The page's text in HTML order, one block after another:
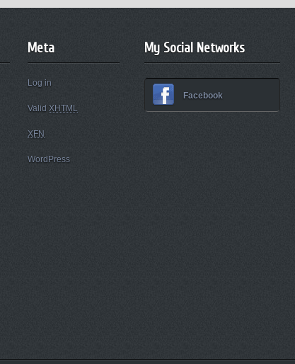
Meta
Log in
Valid XHTML
XFN
WordPress
My Social Networks
Facebook